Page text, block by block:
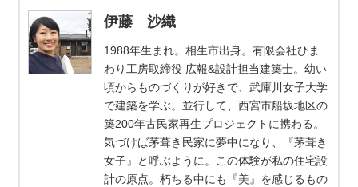
伊藤 沙織
1988年生まれ。相生市出身。有限会社ひま
わり工房取締役 広報&設計担当建築士。幼い
頃からものづくりが好きで、武庫川女子大学
で建築を学ぶ。並行して、西宮市船坂地区の
築200年古民家再生プロジェクトに携わる。
気づけば茅葺き民家に夢中になり、『茅葺き
女子』と呼ぶように。この体験が私の住宅設
計の原点。朽ちる中にも『美』を感じるもの